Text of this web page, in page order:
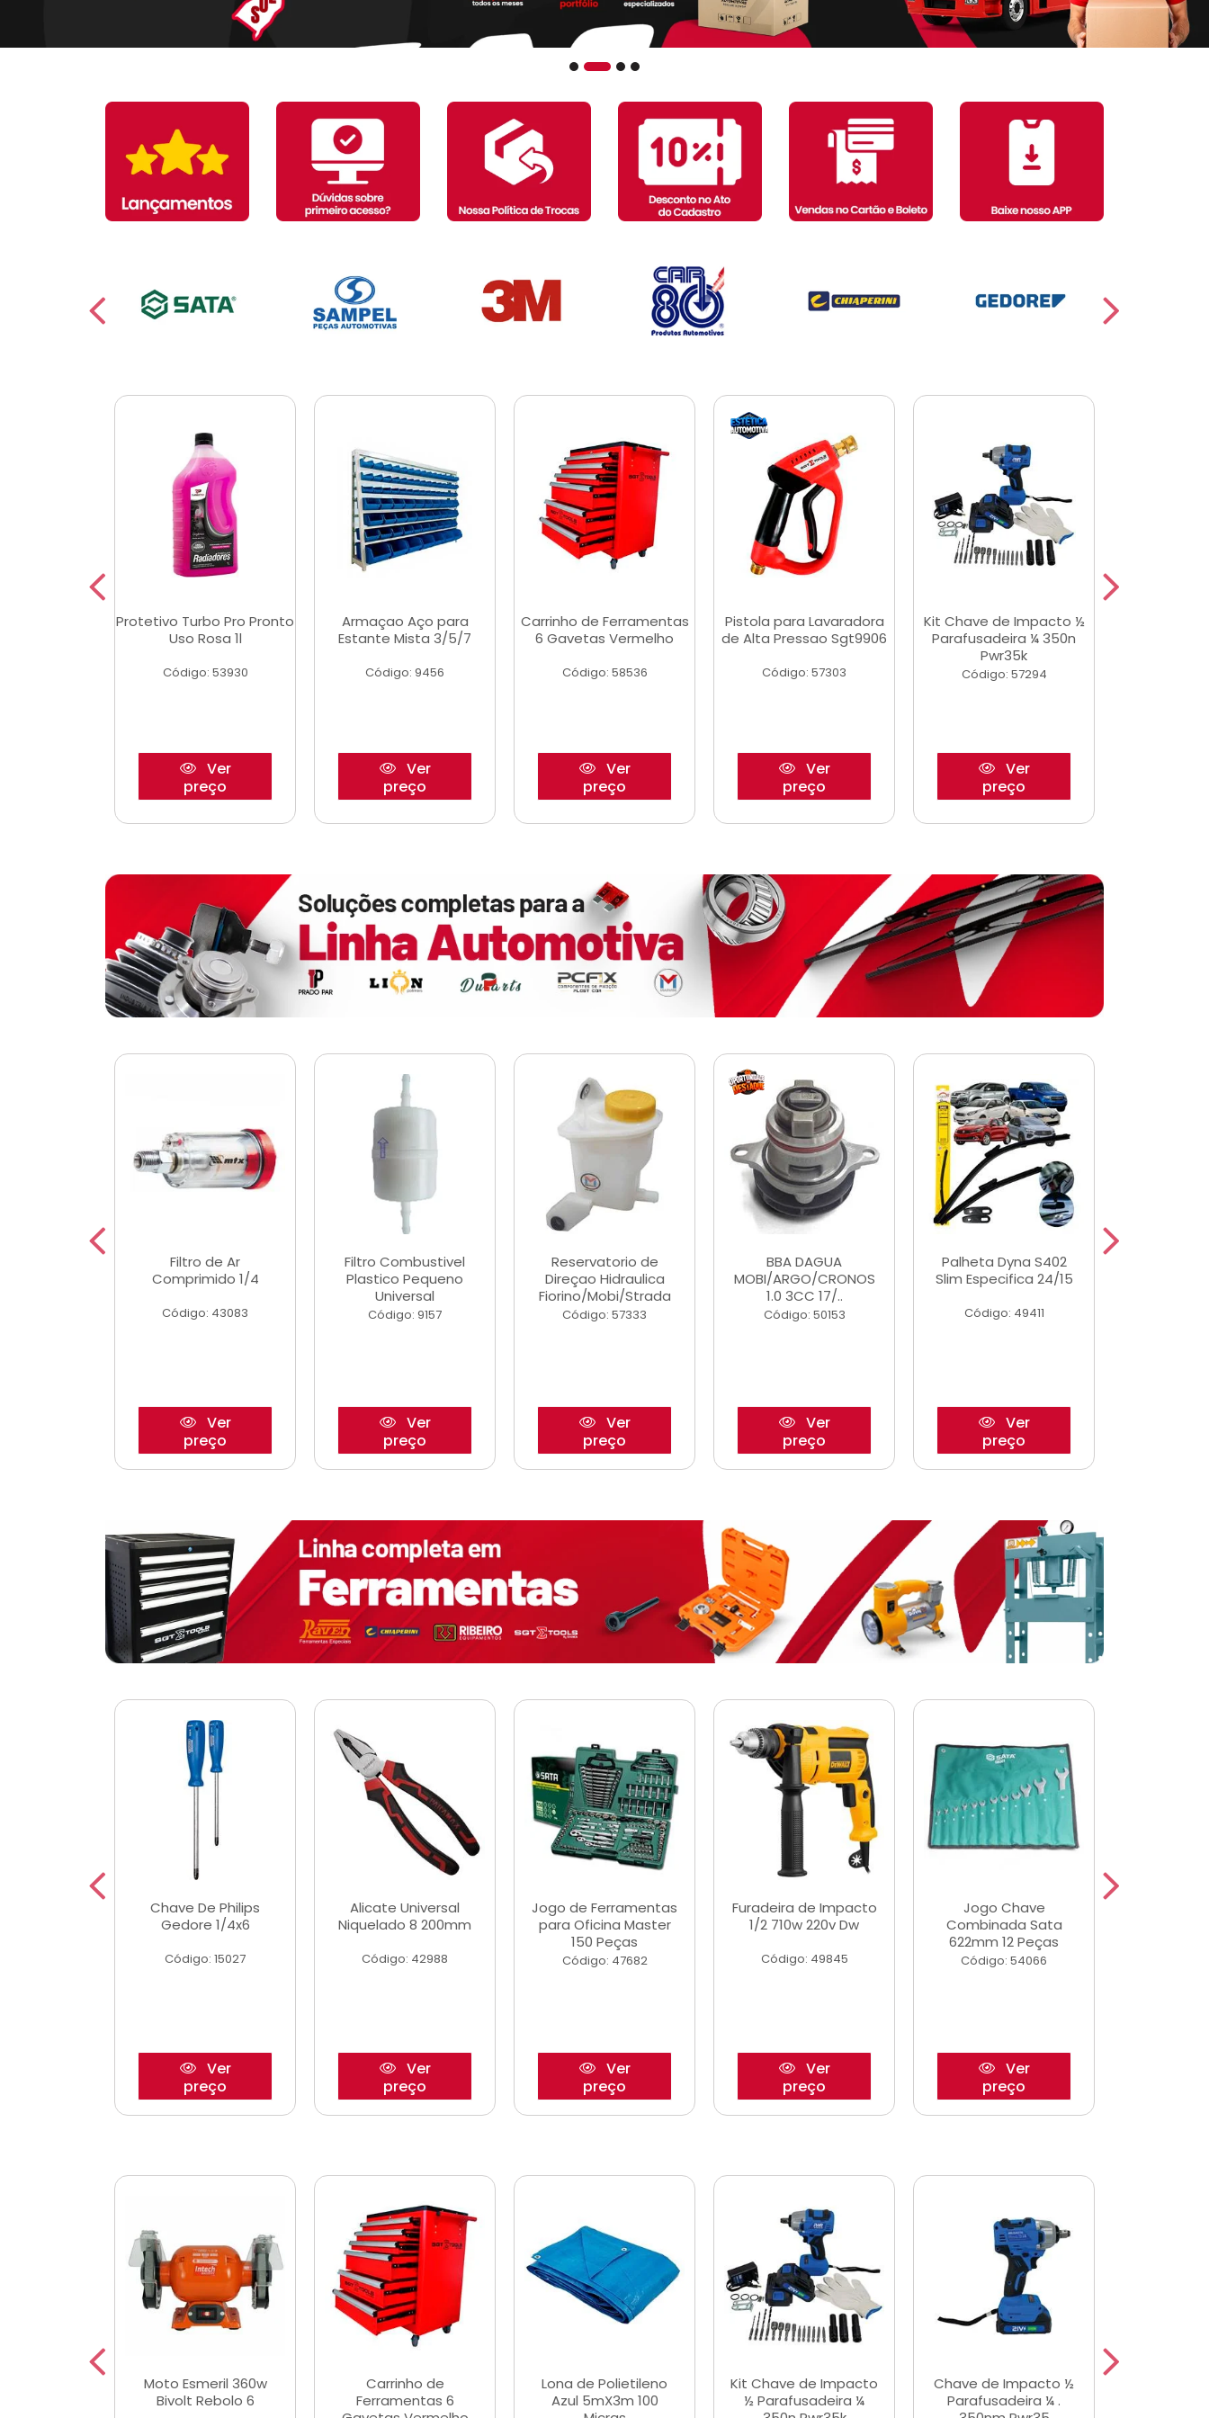
Protetivo Turbo Pro Pronto
Uso Rosa 1l
Código: 53930
Ver
preço
Armaçao Aço para
Estante Mista 3/5/7
Código: 9456
Ver
preço
Carrinho de Ferramentas
6 Gavetas Vermelho
Código: 58536
Ver
preço
Pistola para Lavaradora
de Alta Pressao Sgt9906
Código: 57303
Ver
preço
Kit Chave de Impacto ½
Parafusadeira ¼ 350n
Pwr35k
Código: 57294
Ver
preço
Filtro de Ar
Comprimido 1/4
Código: 43083
Ver
preço
Filtro Combustivel
Plastico Pequeno
Universal
Código: 9157
Ver
preço
Reservatorio de
Direçao Hidraulica
Fiorino/Mobi/Strada
Código: 57333
Ver
preço
BBA DAGUA
MOBI/ARGO/CRONOS
1.0 3CC 17/..
Código: 50153
Ver
preço
Palheta Dyna S402
Slim Especifica 24/15
Código: 49411
Ver
preço
Chave De Philips
Gedore 1/4x6
Código: 15027
Ver
preço
Alicate Universal
Niquelado 8 200mm
Código: 42988
Ver
preço
Jogo de Ferramentas
para Oficina Master
150 Peças
Código: 47682
Ver
preço
Furadeira de Impacto
1/2 710w 220v Dw
Código: 49845
Ver
preço
Jogo Chave
Combinada Sata
622mm 12 Peças
Código: 54066
Ver
preço
Moto Esmeril 360w
Bivolt Rebolo 6
Carrinho de
Ferramentas 6
Lona de Polietileno
Azul 5mX3m 100
Kit Chave de Impacto
½ Parafusadeira ¼
Chave de Impacto ½
Parafusadeira ¼ .